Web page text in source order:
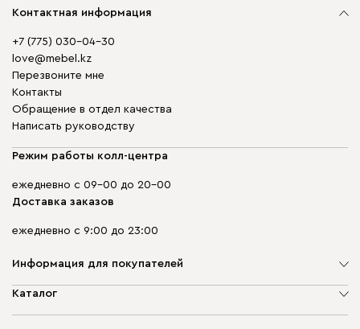
Контактная информация
+7 (775) 030-04-30
love@mebel.kz
Перезвоните мне
Контакты
Обращение в отдел качества
Написать руководству
Режим работы колл-центра
ежедневно с 09-00 до 20-00
Доставка заказов
ежедневно с 9:00 до 23:00
Информация для покупателей
О компании
Каталог